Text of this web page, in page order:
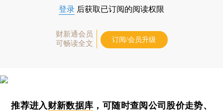
登录 后获取已订阅的阅读权限
财新通会员
可畅读全文
订阅/会员升级
推荐进入财新数据库 ，可随时查阅公司股价走势、